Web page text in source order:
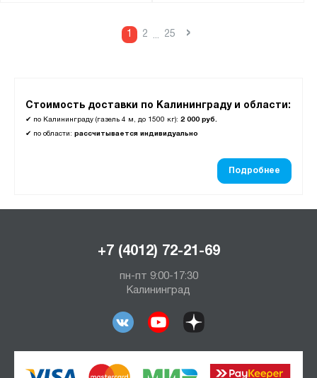
Стоимость доставки по Калининграду и области:
✔ по Калининграду (газель 4 м, до 1500 кг): 2 000 руб.
✔ по области: рассчитывается индивидуально
Подробнее
1 2 ... 25 ›
+7 (4012) 72-21-69
пн-пт 9:00-17:30
Калининград